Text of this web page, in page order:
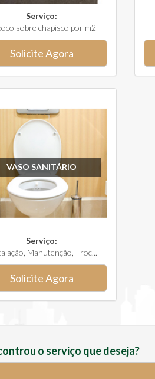
Serviço:
sobre chapisco por m2
Solicite Agora
VASO SANITÁRIO
Serviço:
Manutenção, Troc...
Solicite Agora
o serviço que deseja?